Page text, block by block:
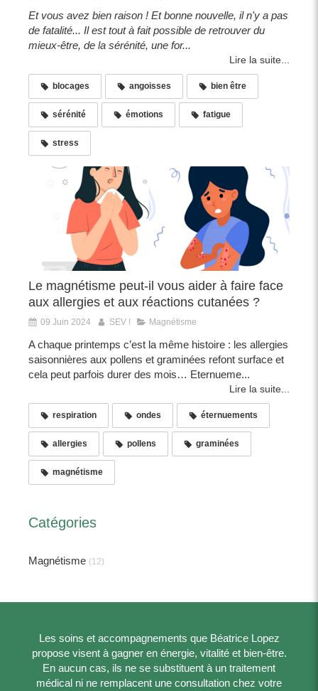
Et vous avez bien raison ! Et bonne nouvelle, il n'y a pas
de fatalité... Il est tout à fait possible de retrouver du
mieux-être, de la sérénité, une for...
Lire la suite...
blocages angoisses bien être
sérénité émotions fatigue
stress
Le magnétisme peut-il vous aider à faire face
aux allergies et aux réactions cutanées ?
09 Juin 2024 SEV ! Magnétisme
A chaque printemps c’est la même histoire : les allergies
saisonnières aux pollens et graminées refont surface et
cela peut parfois durer des mois… Eternueme...
Lire la suite...
respiration ondes éternuements
allergies pollens graminées
magnétisme
Catégories
Magnétisme (12)
Les soins et accompagnements que Béatrice Lopez
propose visent à gagner en énergie, vitalité et bien-être.
En aucun cas, ils ne se substituent à un traitement
médical ni ne remplacent une consultation chez votre